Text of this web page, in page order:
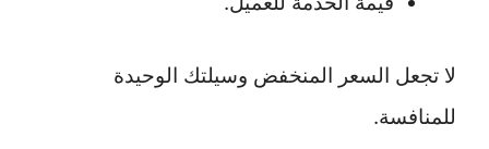
لا تجعل السعر المنخفض وسيلتك الوحيدة
للمنافسة.